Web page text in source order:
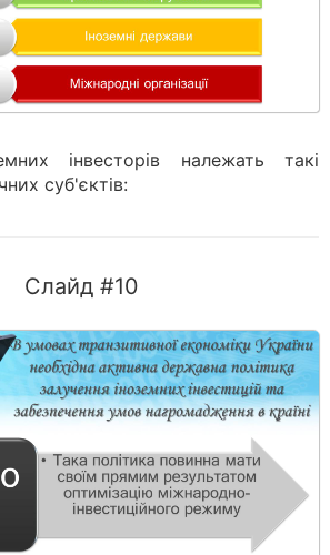
інвесторів належать такі
суб'єктів:
Слайд #10